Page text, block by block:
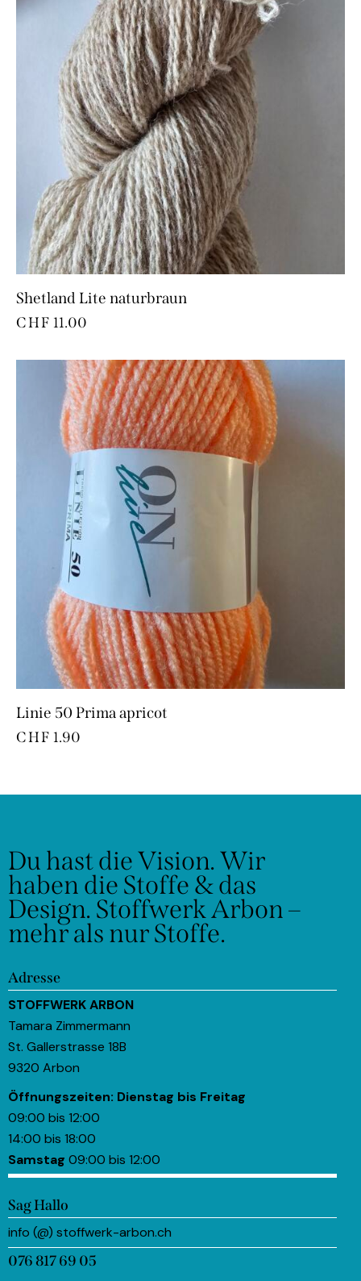
Shetland Lite naturbraun
CHF 11.00
Linie 50 Prima apricot
CHF 1.90
Du hast die Vision.Wir
haben die Stoffe & das
Design. Stoffwerk Arbon –
mehr als nur Stoffe.
Adresse
STOFFWERK ARBON
Tamara Zimmermann
St. Gallerstrasse 18B
9320 Arbon
Öffnungszeiten: Dienstag bis Freitag
09:00 bis 12:00
14:00 bis 18:00
Samstag 09:00 bis 12:00
Sag Hallo
info (@) stoffwerk-arbon.ch
076 817 69 05